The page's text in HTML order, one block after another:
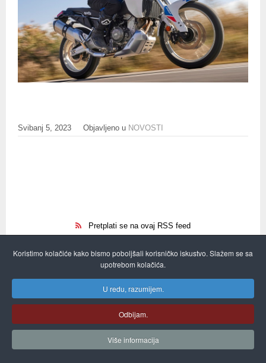
Svibanj 5, 2023 Objavljeno u NOVOSTI
Pretplati se na ovaj RSS feed
Početak Prethodno 1 2 3 Sljedeće
Kraj Stranica 1 od 3
Koristimo kolačiće kako bismo poboljšali korisničko iskustvo. Slažem se sa
upotrebom kolačića.
U redu, razumijem.
Odbijam.
Više informacija